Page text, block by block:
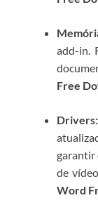
add-in.
Free
Drivers:
garantir
de
Word